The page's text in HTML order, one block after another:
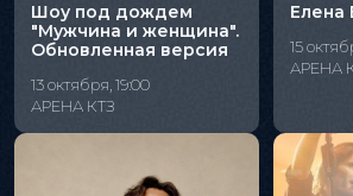
Шоу под дождем
"Мужчина и женщина".
Обновленная версия
13 октября, 19:00
АРЕНА КТЗ
Елена
15
АРЕНА